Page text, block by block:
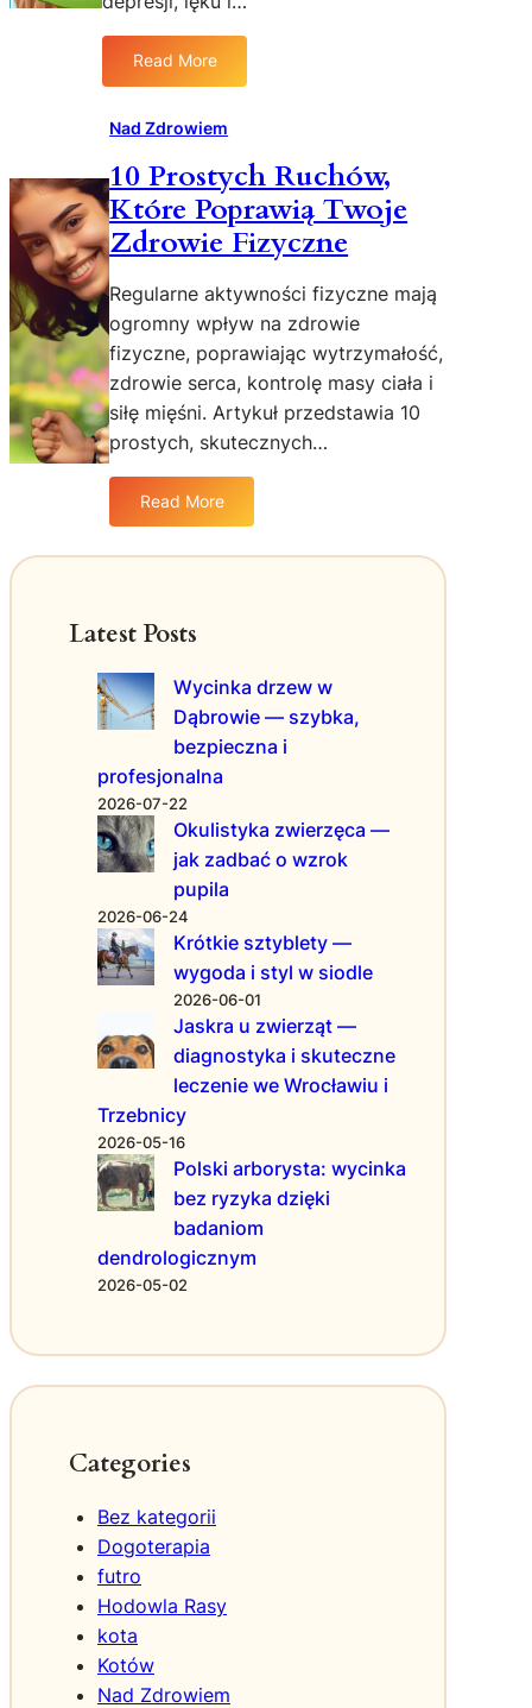
y
b
y
w
T
o
j
s
o
p
o
c
z
c
n
e
o
l
i
s
y
c
z
n
e
j
h
i
c
i
a
ł
a
i
u
m
y
s
u
Read More
N
t
u
r
a
n
y
c
h
S
p
s
a
o
p
r
a
w
ę
Z
d
r
o
P
s
y
c
h
c
z
e
Nad Zdrowiem
10 Prostych Ruchów,
Które Poprawią Twoje
Zdrowie Fizyczne
Regularne aktywności fizyczne mają
ogromny wpływ na zdrowie
fizyczne, poprawiając wytrzymałość,
zdrowie serca, kontrolę masy ciała i
siłę mięśni. Artykuł przedstawia 10
prostych, skutecznych…
Read More
o
t
y
c
h
R
u
c
w
K
t
ó
r
e
P
o
p
r
i
ą
w
o
w
e
z
Latest Posts
Wycinka drzew w
Dąbrowie — szybka,
bezpieczna i
profesjonalna
2026-07-22
Okulistyka zwierzęca —
jak zadbać o wzrok
pupila
2026-06-24
Krótkie sztyblety —
wygoda i styl w siodle
2026-06-01
Jaskra u zwierząt —
diagnostyka i skuteczne
leczenie we Wrocławiu i
Trzebnicy
2026-05-16
Polski arborysta: wycinka
bez ryzyka dzięki
badaniom
dendrologicznym
2026-05-02
Categories
Bez kategorii
Dogoterapia
futro
Hodowla Rasy
kota
Kotów
Nad Zdrowiem